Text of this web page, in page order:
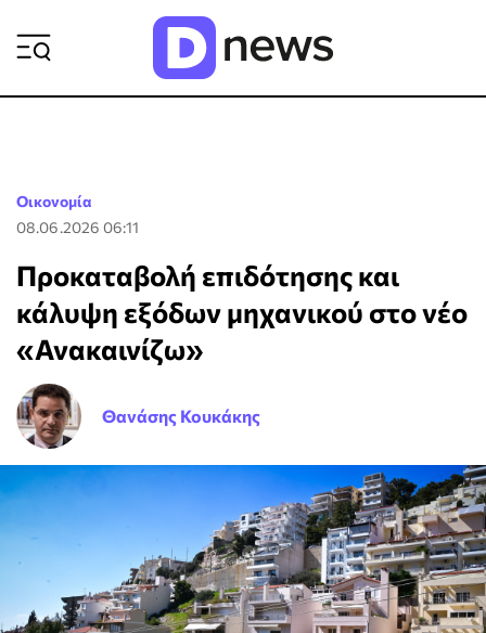
Οικονομία
08.06.2026 06:11
Προκαταβολή επιδότησης και
κάλυψη εξόδων μηχανικού στο νέο
«Ανακαινίζω»
Θανάσης Κουκάκης